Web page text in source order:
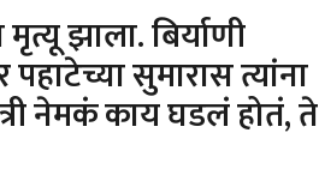
झाला. बिर्याणी
सुमारास त्यांना
नेमकं काय घडलं होतं, ते